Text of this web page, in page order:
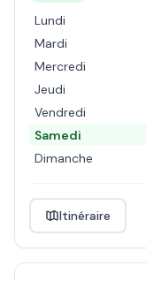
Lundi
Mardi
Mercredi
Jeudi
Vendredi
Samedi
Dimanche
Itinéraire